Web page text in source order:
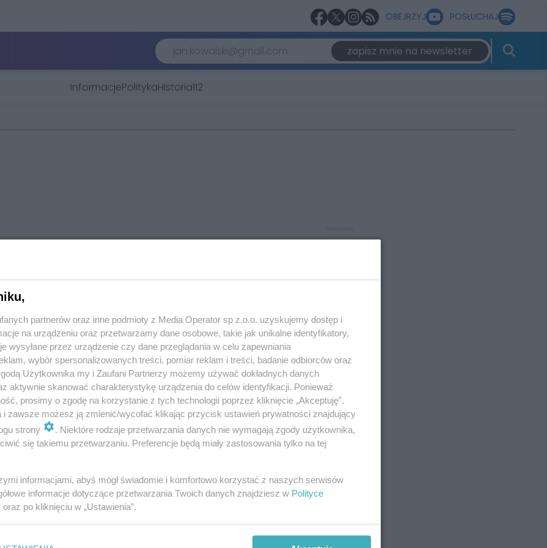
OBEJRZYJ POSŁUCHAJ
zapisz mnie na newsletter
InformacjePolitykaHistoria112
REKLAMA
partnerów oraz inne podmioty z Media Operator sp z.o.o. uzyskujemy dostęp i
na urządzeniu oraz przetwarzamy dane osobowe, takie jak unikalne identyfikatory,
wysyłane przez urządzenie czy dane przeglądania w celu zapewniania
wybór spersonalizowanych treści, pomiar reklam i treści, badanie odbiorców oraz
Użytkownika my i Zaufani Partnerzy możemy używać dokładnych danych
aktywnie skanować charakterystykę urządzenia do celów identyfikacji. Ponieważ
prosimy o zgodę na korzystanie z tych technologii poprzez kliknięcie „Akceptuję”.
i zawsze możesz ją zmienić/wycofać klikając przycisk ustawień prywatności znajdujący
strony
. Niektóre rodzaje przetwarzania danych nie wymagają zgody użytkownika,
się takiemu przetwarzaniu. Preferencje będą miały zastosowania tylko na tej
informacjami, abyś mógł świadomie i komfortowo korzystać z naszych serwisów
informacje dotyczące przetwarzania Twoich danych znajdziesz w Polityce
oraz po kliknięciu w „Ustawienia”.